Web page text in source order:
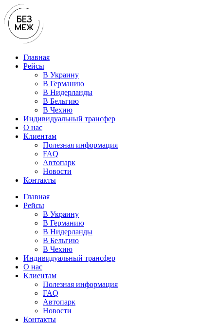
Перейти
к
содержимому
Главная
Рейсы
В Украину
В Германию
В Нидерланды
В Бельгию
В Чехию
Индивидуальный трансфер
О нас
Клиентам
Полезная информация
FAQ
Автопарк
Новости
Контакты
Главная
Рейсы
В Украину
В Германию
В Нидерланды
В Бельгию
В Чехию
Индивидуальный трансфер
О нас
Клиентам
Полезная информация
FAQ
Автопарк
Новости
Контакты